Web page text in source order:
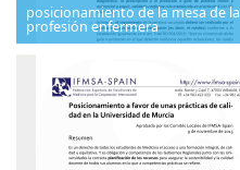
posicionamiento de la mesa de la
profesión enfermera